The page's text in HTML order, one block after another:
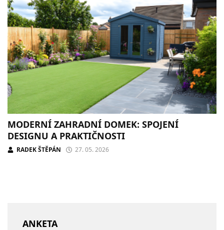
MODERNÍ ZAHRADNÍ DOMEK: SPOJENÍ
DESIGNU A PRAKTIČNOSTI
RADEK ŠTĚPÁN 27. 05. 2026
ANKETA